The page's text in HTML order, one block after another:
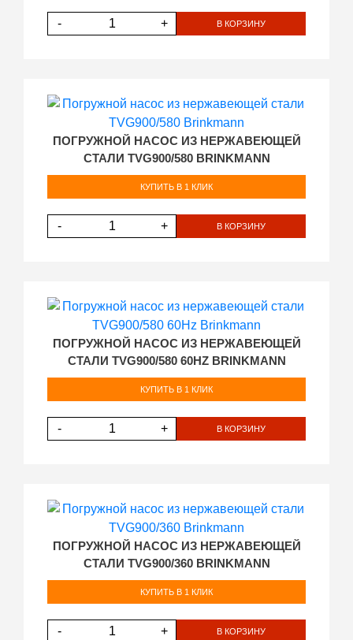
- + В КОРЗИНУ
ПОГРУЖНОЙ НАСОС ИЗ НЕРЖАВЕЮЩЕЙ
СТАЛИ TVG900/580 BRINKMANN
КУПИТЬ В 1 КЛИК
- + В КОРЗИНУ
ПОГРУЖНОЙ НАСОС ИЗ НЕРЖАВЕЮЩЕЙ
СТАЛИ TVG900/580 60HZ BRINKMANN
КУПИТЬ В 1 КЛИК
- + В КОРЗИНУ
ПОГРУЖНОЙ НАСОС ИЗ НЕРЖАВЕЮЩЕЙ
СТАЛИ TVG900/360 BRINKMANN
КУПИТЬ В 1 КЛИК
- + В КОРЗИНУ